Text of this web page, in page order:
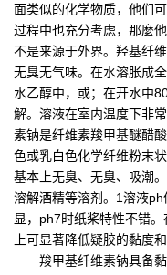
面类似的化学物质，他们
过程中也充分考虑，那麼
不是来源于外界。羟基纤
无臭无气味。在水溶胀成
水乙醇中，或；在开水中
解。溶液在室内温度下非
素钠是纤维素羧甲基醚醋
色或乳白色化学纤维粉末
基本上无臭、无臭、吸潮
溶解酒精等溶剂。1溶液
显，ph7时纸桨特性不错
上可显著降低疑胶的黏度
羧甲基纤维素钠具备黏